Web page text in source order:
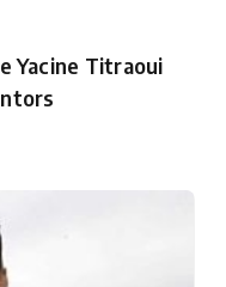
Yacine Titraoui